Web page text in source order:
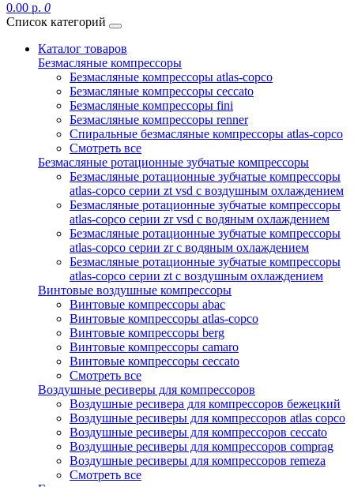
0.00 р. 0
Список категорий
Каталог товаров
Безмасляные компрессоры
Безмасляные компрессоры atlas-copco
Безмасляные компрессоры ceccato
Безмасляные компрессоры fini
Безмасляные компрессоры renner
Спиральные безмасляные компрессоры atlas-copco
Смотреть все
Безмасляные ротационные зубчатые компрессоры
Безмасляные ротационные зубчатые компрессоры
atlas-copco серии zt vsd с воздушным охлаждением
Безмасляные ротационные зубчатые компрессоры
atlas-copco серии zr vsd с водяным охлаждением
Безмасляные ротационные зубчатые компрессоры
atlas-copco серии zr с водяным охлаждением
Безмасляные ротационные зубчатые компрессоры
atlas-copco серии zt с воздушным охлаждением
Винтовые воздушные компрессоры
Винтовые компрессоры abac
Винтовые компрессоры atlas-copco
Винтовые компрессоры berg
Винтовые компрессоры camaro
Винтовые компрессоры ceccato
Смотреть все
Воздушные ресиверы для компрессоров
Воздушные ресивера для компрессоров бежецкий
Воздушные ресиверы для компрессоров atlas copco
Воздушные ресиверы для компрессоров ceccato
Воздушные ресиверы для компрессоров comprag
Воздушные ресиверы для компрессоров remeza
Смотреть все